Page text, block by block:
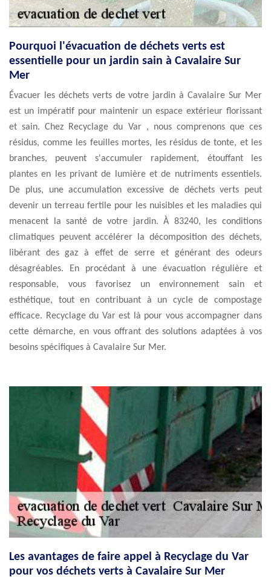
Pourquoi l'évacuation de déchets verts est
essentielle pour un jardin sain à Cavalaire Sur
Mer
Évacuer les déchets verts de votre jardin à Cavalaire Sur Mer
est un impératif pour maintenir un espace extérieur florissant
et sain. Chez Recyclage du Var , nous comprenons que ces
résidus, comme les feuilles mortes, les résidus de tonte, et les
branches, peuvent s'accumuler rapidement, étouffant les
plantes en les privant de lumière et de nutriments essentiels.
De plus, une accumulation excessive de déchets verts peut
devenir un terreau fertile pour les nuisibles et les maladies qui
menacent la santé de votre jardin. À 83240, les conditions
climatiques peuvent accélérer la décomposition des déchets,
libérant des gaz à effet de serre et générant des odeurs
désagréables. En procédant à une évacuation régulière et
responsable, vous favorisez un environnement sain et
esthétique, tout en contribuant à un cycle de compostage
efficace. Recyclage du Var est là pour vous accompagner dans
cette démarche, en vous offrant des solutions adaptées à vos
besoins spécifiques à Cavalaire Sur Mer.
Les avantages de faire appel à Recyclage du Var
pour vos déchets verts à Cavalaire Sur Mer